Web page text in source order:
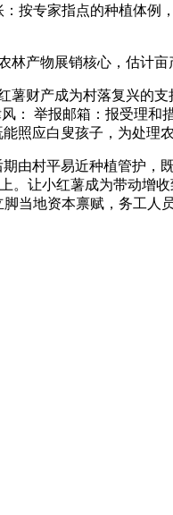
按专家指点的种植体
物展销核心，估计亩
财产成为村落复兴的支
： 举报邮箱：报受理
照应白叟孩子，为处
村平易近种植管护，
。让小红薯成为带动增
当地资本禀赋，务工人